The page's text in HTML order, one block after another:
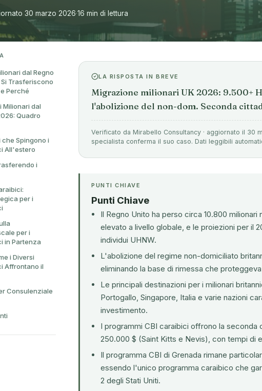
30 marzo 2026·16 min di lettura
dal Regno
Trasferiscono
Perché
Milionari dal
Quadro
che Spingono i
All'estero
i
per i
per i
in Partenza
i Diversi
Affrontano il
Consulenziale
LA RISPOSTA IN BREVE
Migrazione milionari UK 2026: 9.500+
l'abolizione del non-dom. Seconda
Verificato da Mirabello Consultancy · aggiornato il
specialista conferma il suo caso. Dati leggibili
PUNTI CHIAVE
Punti Chiave
Il Regno Unito ha perso circa 10.800
elevato a livello globale, e le proiezioni per il
individui UHNW.
L'abolizione del regime non-domiciliato
eliminando la base di rimessa che
Le principali destinazioni per i milionari
Portogallo, Singapore, Italia e varie nazioni
investimento.
I programmi CBI caraibici offrono la seconda
250.000 $ (Saint Kitts e Nevis), con tempi di
Il programma CBI di Grenada rimane
essendo l'unico programma caraibico che
2 degli Stati Uniti.